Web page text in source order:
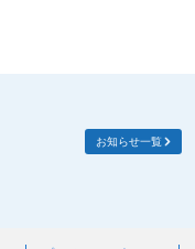
お知らせ一覧